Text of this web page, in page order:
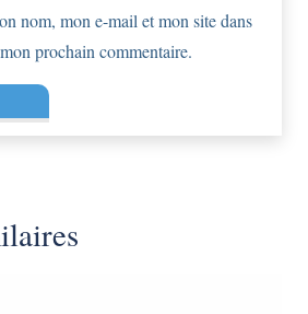
nom, mon e-mail et mon site dans
prochain commentaire.